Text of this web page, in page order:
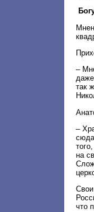
–
так
–
на
что